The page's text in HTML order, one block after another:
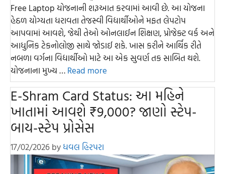
Free Laptop યોજનાની શરૂઆત કરવામાં આવી છે. આ યોજના
હેઠળ યોગ્યતા ધરાવતા તેજસ્વી વિદ્યાર્થીઓને મફત લેપટોપ
આપવામાં આવશે, જેથી તેઓ ઓનલાઈન શિક્ષણ, પ્રોજેક્ટ વર્ક અને
આધુનિક ટેકનોલોજી સાથે જોડાઈ શકે. ખાસ કરીને આર્થિક રીતે
નબળા વર્ગના વિદ્યાર્થીઓ માટે આ એક સુવર્ણ તક સાબિત થશે.
યોજનાના મુખ્ય … Read more
E-Shram Card Status: આ મહિને
ખાતામાં આવશે ₹9,000? જાણો સ્ટેપ-
બાય-સ્ટેપ પ્રોસેસ
17/02/2026 by ધવલ હિરપરા